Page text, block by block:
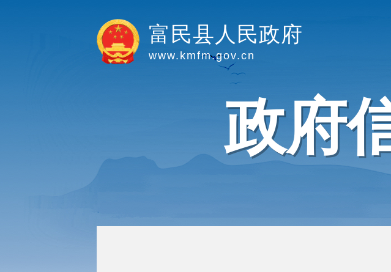
富民县人民政府
www.kmfm.gov.cn
政府